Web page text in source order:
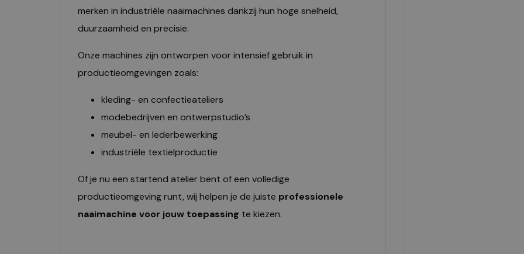
merken in industriële naaimachines dankzij hun hoge snelheid,
duurzaamheid en precisie.
Onze machines zijn ontworpen voor intensief gebruik in
productieomgevingen zoals:
kleding- en confectieateliers
modebedrijven en ontwerpstudio’s
meubel- en lederbewerking
industriële textielproductie
Of je nu een startend atelier bent of een volledige
productieomgeving runt, wij helpen je de juiste professionele
naaimachine voor jouw toepassing te kiezen.